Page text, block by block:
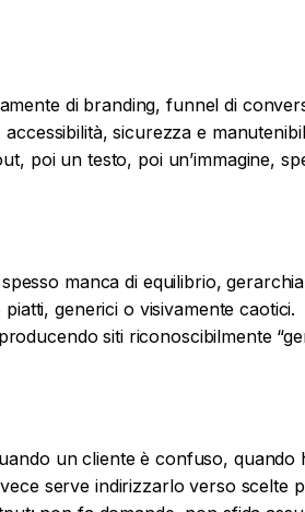
di branding, funnel di
sicurezza e
poi un testo, poi un’immagine,
manca di equilibrio,
generici o visivamente caotici.
siti riconoscibilmente
un cliente è confuso, quando
serve indirizzarlo verso scelte